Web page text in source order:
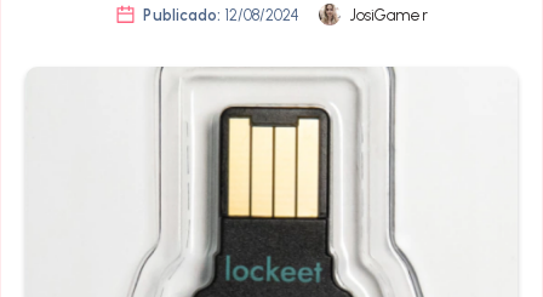
Publicado: 12/08/2024 JosiGamer